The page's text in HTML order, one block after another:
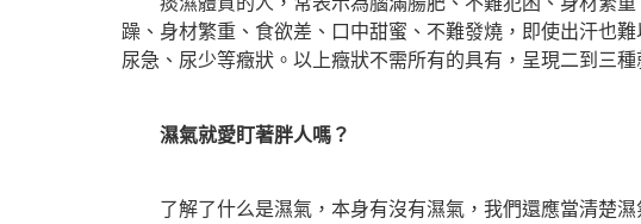
躁、身材繁重、食欲差、口中甜蜜、不難發燒，即使出汗也
尿急、尿少等癥狀。以上癥狀不需所有的具有，呈現二到三種
濕氣就愛盯著胖人嗎？
了解了什么是濕氣，本身有沒有濕氣，我們還應當清楚濕